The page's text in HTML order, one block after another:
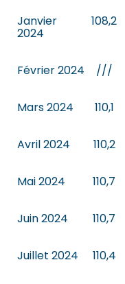
électronique
Janvier
2024
108,2
Février 2024 ///
Mars 2024 110,1
Avril 2024 110,2
Mai 2024 110,7
Juin 2024 110,7
Juillet 2024 110,4